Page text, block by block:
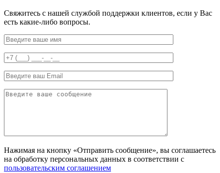
Свяжитесь с нашей службой поддержки клиентов, если у Вас
есть какие-либо вопросы.
Нажимая на кнопку «Отправить сообщение», вы соглашаетесь
на обработку персональных данных в соответствии с
пользовательским соглашением